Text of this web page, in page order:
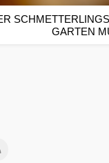
GARTEN